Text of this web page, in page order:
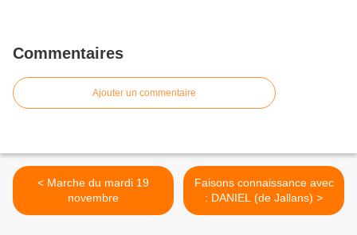
Commentaires
Ajouter un commentaire
< Marche du mardi 19
novembre
Faisons connaissance avec
: DANIEL (de Jallans) >